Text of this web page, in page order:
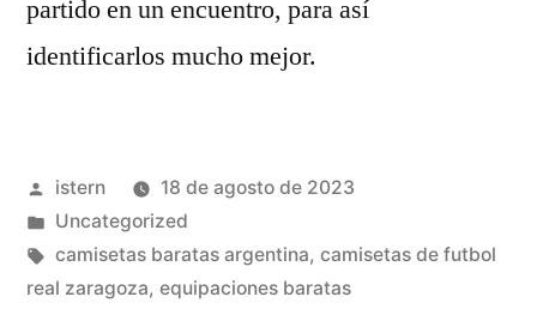
partido en un encuentro, para así
identificarlos mucho mejor.
Publicado
por
istern
18 de agosto de 2023
Publicado
en
Uncategorized
Etiquetas:
camisetas baratas argentina, camisetas de futbol
real zaragoza, equipaciones baratas